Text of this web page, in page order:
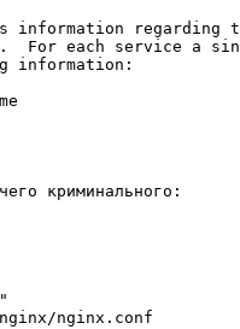
information regarding
For each service a
information:
криминального:
nginx.conf